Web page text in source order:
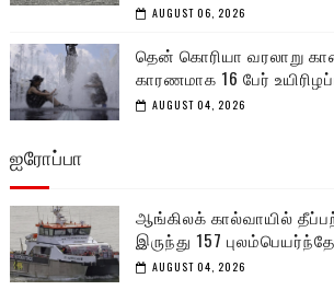
AUGUST 06, 2026
தென் கொரியா வரலாறு
காரணமாக 16 பேர்
AUGUST 04, 2026
ஐரோப்பா
ஆங்கிலக் கால்வாயில்
இருந்து 157
AUGUST 04, 2026